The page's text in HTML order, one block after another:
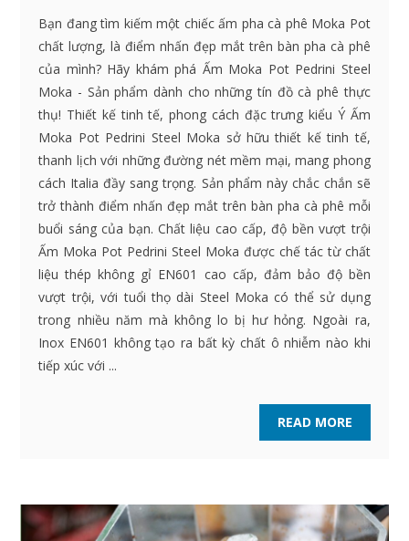
Bạn đang tìm kiếm một chiếc ấm pha cà phê Moka Pot
chất lượng, là điểm nhấn đẹp mắt trên bàn pha cà phê
của mình? Hãy khám phá Ấm Moka Pot Pedrini Steel
Moka - Sản phẩm dành cho những tín đồ cà phê thực
thụ! Thiết kế tinh tế, phong cách đặc trưng kiểu Ý Ấm
Moka Pot Pedrini Steel Moka sở hữu thiết kế tinh tế,
thanh lịch với những đường nét mềm mại, mang phong
cách Italia đầy sang trọng. Sản phẩm này chắc chắn sẽ
trở thành điểm nhấn đẹp mắt trên bàn pha cà phê mỗi
buổi sáng của bạn. Chất liệu cao cấp, độ bền vượt trội
Ấm Moka Pot Pedrini Steel Moka được chế tác từ chất
liệu thép không gỉ EN601 cao cấp, đảm bảo độ bền
vượt trội, với tuổi thọ dài Steel Moka có thể sử dụng
trong nhiều năm mà không lo bị hư hỏng. Ngoài ra,
Inox EN601 không tạo ra bất kỳ chất ô nhiễm nào khi
tiếp xúc với ...
READ MORE